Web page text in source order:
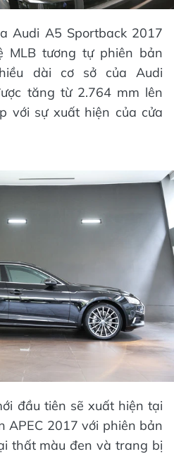
Audi A5 Sportback 2017
tương tự phiên bản
dài cơ sở của Audi
tăng từ 2.764 mm lên
với sự xuất hiện của cửa
đầu tiên sẽ xuất hiện tại
APEC 2017 với phiên bản
thất màu đen và trang bị